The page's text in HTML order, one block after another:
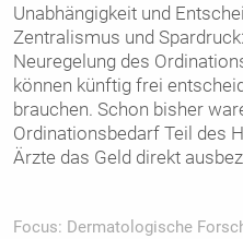
Unabhängigkeit und
Zentralismus und
Neuregelung des
können künftig frei
brauchen. Schon bisher
Ordinationsbedarf Teil des
Ärzte das Geld direkt
Focus: Dermatologische